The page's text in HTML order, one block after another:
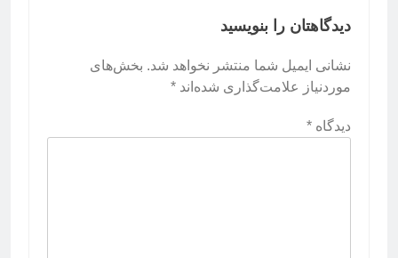
دیدگاهتان را بنویسید
نشانی ایمیل شما منتشر نخواهد شد. بخش‌های
موردنیاز علامت‌گذاری شده‌اند *
دیدگاه *